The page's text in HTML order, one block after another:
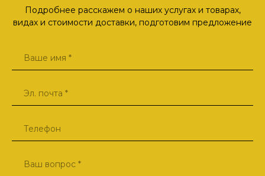
Подробнее расскажем о наших услугах и товарах,
видах и стоимости доставки, подготовим предложение